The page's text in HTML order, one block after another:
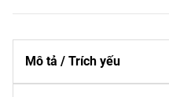
Mô tả / Trích yếu